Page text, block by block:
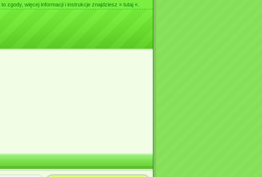
zgody, więcej informacji i instrukcje znajdziesz » tutaj «